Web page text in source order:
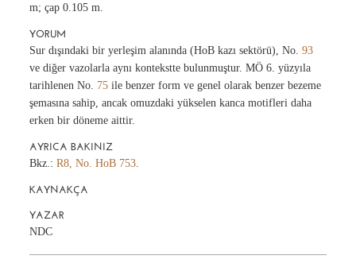
m; çap 0.105 m.
YORUM
Sur dışındaki bir yerleşim alanında (HoB kazı sektörü), No.93
ve diğer vazolarla aynı kontekstte bulunmuştur. MÖ 6. yüzyıla
tarihlenen No. 75 ile benzer form ve genel olarak benzer bezeme
şemasına sahip, ancak omuzdaki yükselen kanca motifleri daha
erken bir döneme aittir.
AYRICA BAKINIZ
Bkz.:R8, No. HoB 753
KAYNAKÇA
YAZAR
NDC